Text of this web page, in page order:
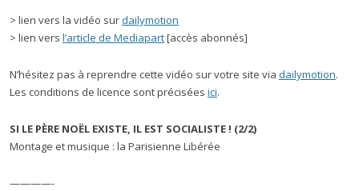
> lien vers la vidéo surdailymotion
> lien vers l’article de Mediapart[accès abonnés]
N’hésitez pas à reprendre cette vidéo sur votre site via dailymotion.
Les conditions de licence sont précisées ici.
SI LE PÈRE NOËL EXISTE, IL EST SOCIALISTE ! (2/2)
Montage et musique : la Parisienne Libérée
————-